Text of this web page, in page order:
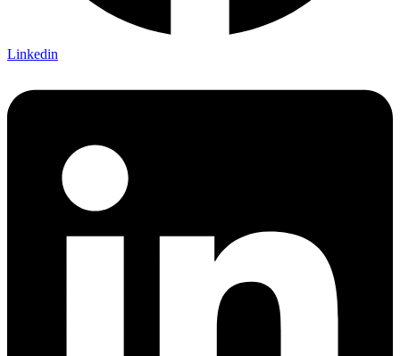
Linkedin